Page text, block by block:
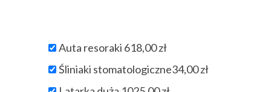
Auta resoraki 618,00zł
Śliniaki stomatologiczne34,00zł